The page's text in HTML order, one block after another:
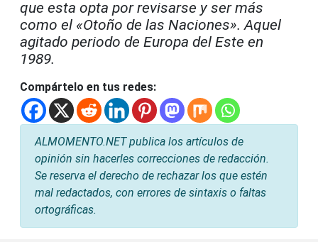
que esta opta por revisarse y ser más
como el «Otoño de las Naciones». Aquel
agitado periodo de Europa del Este en
1989.
Compártelo en tus redes:
ALMOMENTO.NET publica los artículos de
opinión sin hacerles correcciones de redacción.
Se reserva el derecho de rechazar los que estén
mal redactados, con errores de sintaxis o faltas
ortográficas.